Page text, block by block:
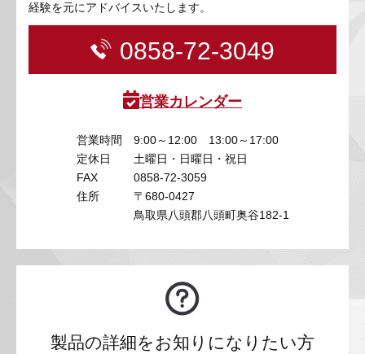
経験を元にアドバイスいたします。
0858-72-3049
営業カレンダー
営業時間
9:00～12:00 13:00～17:00
定休日
土曜日・日曜日・祝日
FAX
0858-72-3059
住所
〒680-0427
鳥取県八頭郡八頭町奥谷182-1
製品の詳細をお知りになりたい方